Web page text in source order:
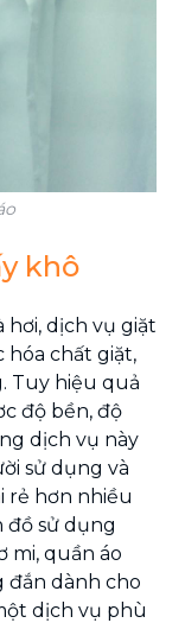
khô
dịch vụ giặt
hóa chất giặt,
Tuy hiệu quả
độ bền, độ
dịch vụ này
sử dụng và
rẻ hơn nhiều
đồ sử dụng
mi, quần áo
đắn dành cho
dịch vụ phù